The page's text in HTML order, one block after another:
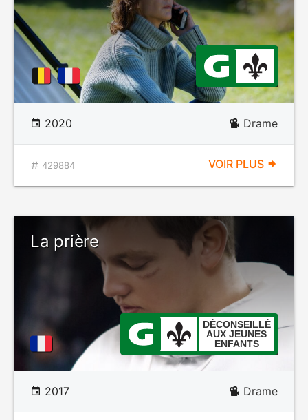
2020 Drame
429884 VOIR PLUS
La prière
DÉCONSEILLÉ
AUX JEUNES
ENFANTS
2017 Drame